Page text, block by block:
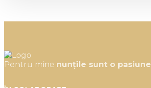
Pentru mine nunțile sunt o pasiune